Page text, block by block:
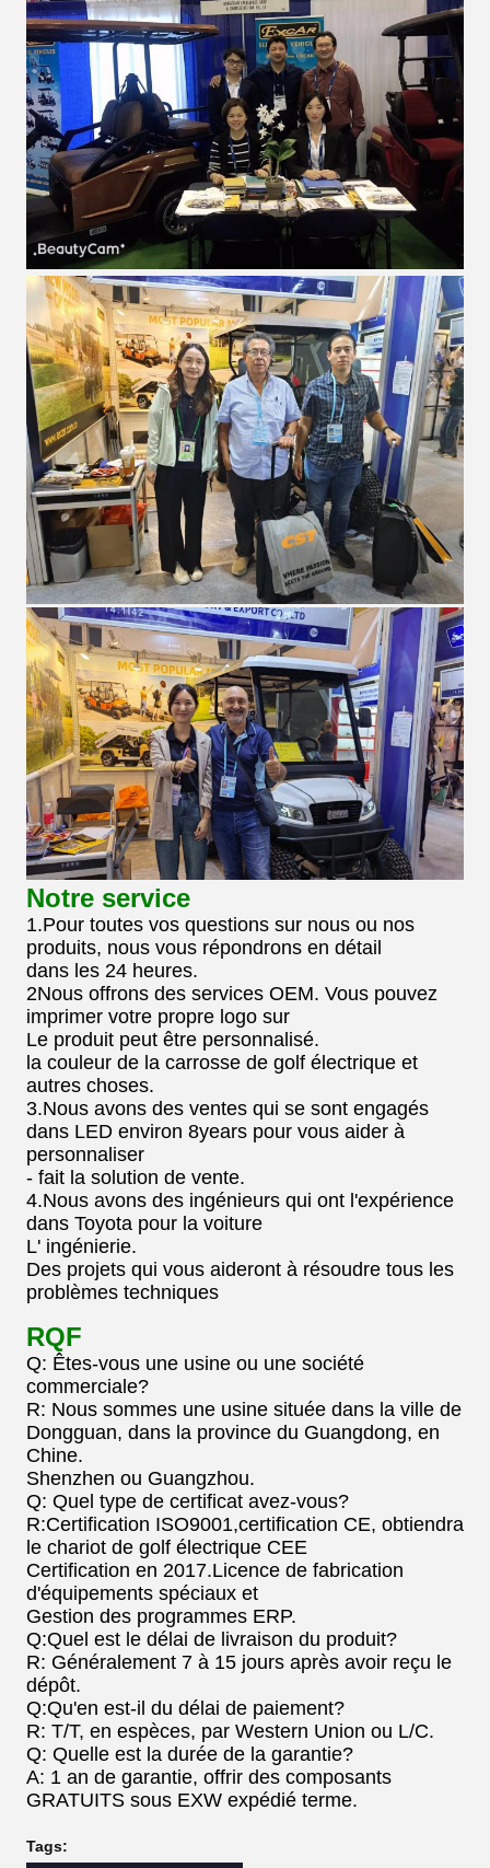
Notre service
1.Pour toutes vos questions sur nous ou nos
produits, nous vous répondrons en détail
dans les 24 heures.
2Nous offrons des services OEM. Vous pouvez
imprimer votre propre logo sur
Le produit peut être personnalisé.
la couleur de la carrosse de golf électrique et
autres choses.
3.Nous avons des ventes qui se sont engagés
dans LED environ 8years pour vous aider à
personnaliser
- fait la solution de vente.
4.Nous avons des ingénieurs qui ont l'expérience
dans Toyota pour la voiture
L' ingénierie.
Des projets qui vous aideront à résoudre tous les
problèmes techniques
RQF
Q: Êtes-vous une usine ou une société
commerciale?
R: Nous sommes une usine située dans la ville de
Dongguan, dans la province du Guangdong, en
Chine.
Shenzhen ou Guangzhou.
Q: Quel type de certificat avez-vous?
R:Certification ISO9001,certification CE, obtiendra
le chariot de golf électrique CEE
Certification en 2017.Licence de fabrication
d'équipements spéciaux et
Gestion des programmes ERP.
Q:Quel est le délai de livraison du produit?
R: Généralement 7 à 15 jours après avoir reçu le
dépôt.
Q:Qu'en est-il du délai de paiement?
R: T/T, en espèces, par Western Union ou L/C.
Q: Quelle est la durée de la garantie?
A: 1 an de garantie, offrir des composants
GRATUITS sous EXW expédié terme.
Tags: